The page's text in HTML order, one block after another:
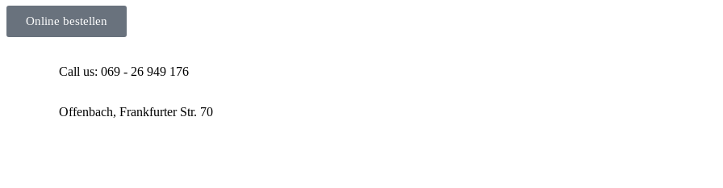
Online bestellen
Call us: 069 - 26 949 176
Offenbach, Frankfurter Str. 70